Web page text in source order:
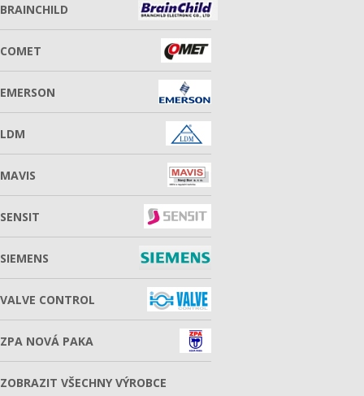
BRAINCHILD
COMET
EMERSON
LDM
MAVIS
SENSIT
SIEMENS
VALVE CONTROL
ZPA NOVÁ PAKA
ZOBRAZIT VŠECHNY VÝROBCE